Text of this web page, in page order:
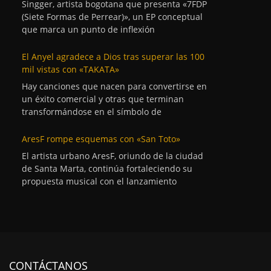
Singger, artista bogotana que presenta «7FDP
(Siete Formas de Perrear)», un EP conceptual
que marca un punto de inflexión
El Anyel agradece a Dios tras superar las 100
mil vistas con «TAKATA»
Hay canciones que nacen para convertirse en
un éxito comercial y otras que terminan
transformándose en el símbolo de
AresF rompe esquemas con «San Toto»
El artista urbano AresF, oriundo de la ciudad
de Santa Marta, continúa fortaleciendo su
propuesta musical con el lanzamiento
CONTÁCTANOS